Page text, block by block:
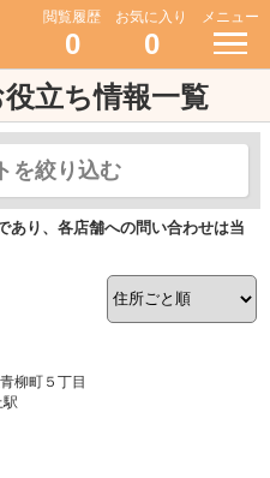
閲覧履歴
0
お気に入り
0
メニュー
立ち情報一覧
を絞り込む
り、各店舗への問い合わせは当
柳町５丁目
駅